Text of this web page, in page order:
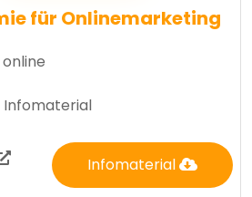
für Onlinemarketing
online
Infomaterial
Infomaterial